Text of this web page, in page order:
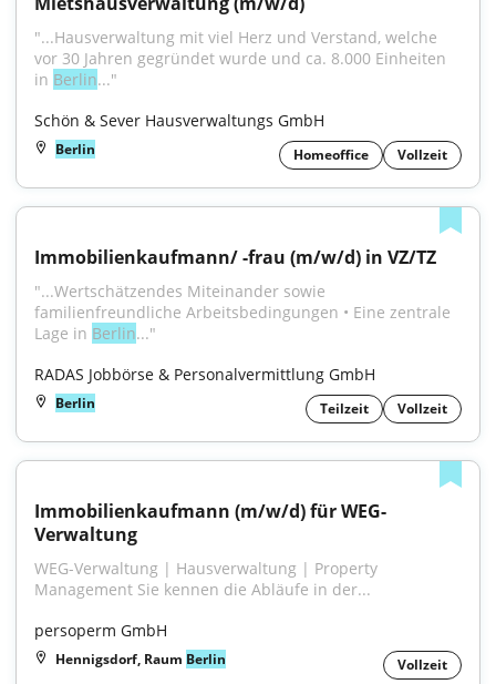
"...Hausverwaltung mit viel Herz und Verstand, welche
vor 30 Jahren gegründet wurde und ca. 8.000 Einheiten
in Berlin..."
Schön & Sever Hausverwaltungs GmbH
Berlin Homeoffice Vollzeit
Immobilienkaufmann/ -frau (m/w/d) in VZ/TZ
"...Wertschätzendes Miteinander sowie
familienfreundliche Arbeitsbedingungen • Eine zentrale
Lage in Berlin..."
RADAS Jobbörse & Personalvermittlung GmbH
Berlin Teilzeit Vollzeit
Immobilienkaufmann (m/w/d) für WEG-
Verwaltung
WEG-Verwaltung | Hausverwaltung | Property
Management Sie kennen die Abläufe in der...
persoperm GmbH
Hennigsdorf, Raum Berlin Vollzeit